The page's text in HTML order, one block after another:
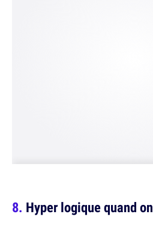
Hyper logique quand